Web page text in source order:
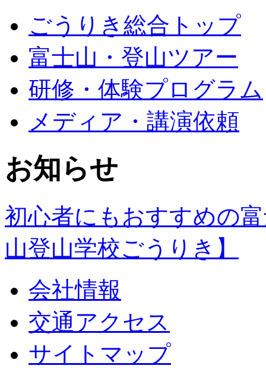
ごうりき総合トップ
富士山・登山ツアー
研修・体験プログラム
メディア・講演依頼
お知らせ
初心者にもおすすめの
山登山学校ごうりき】
会社情報
交通アクセス
サイトマップ